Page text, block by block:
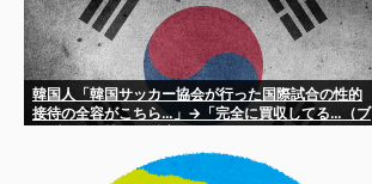
韓国人「韓国サッカー協会が行った国際試合の性的
接待の全容がこちら…」→「完全に買収してる…（ブ